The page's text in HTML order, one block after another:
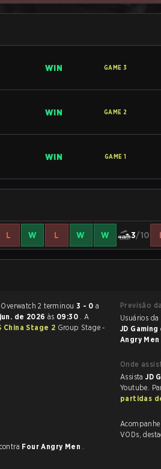
WIN GAME 3
WIN GAME 2
WIN GAME 1
L W L W W 3/10
A partida de Overwatch 2 terminou 3 - 0 a
de 2026 às 09:30 . A
China Stage 2 Group Stage -
jogou contra Four Angry Men .
Previsão
JD Gaming
Angry Men
Onde
AssistaJD
Youtube.
partidas
Acompanhe
VODs,